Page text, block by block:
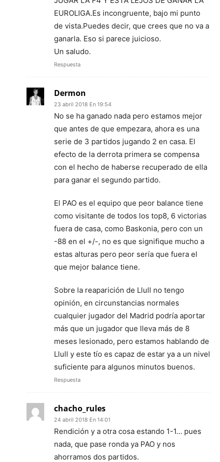
EUROLIGA.Es incongruente, bajo mi punto
de vista.Puedes decir, que crees que no va a
ganarla. Eso si parece juicioso.
Un saludo.
Respuesta
Dermon
23 abril 2018 En 19:54
No se ha ganado nada pero estamos mejor
que antes de que empezara, ahora es una
serie de 3 partidos jugando 2 en casa. El
efecto de la derrota primera se compensa
con el hecho de haberse recuperado de ella
para ganar el segundo partido.
El PAO es el equipo que peor balance tiene
como visitante de todos los top8, 6 victorias
fuera de casa, como Baskonia, pero con un
-88 en el +/-, no es que signifique mucho a
estas alturas pero peor sería que fuera el
que mejor balance tiene.
Sobre la reaparición de Llull no tengo
opinión, en circunstancias normales
cualquier jugador del Madrid podría aportar
más que un jugador que lleva más de 8
meses lesionado, pero estamos hablando de
Llull y este tío es capaz de estar ya a un nivel
suficiente para algunos minutos buenos.
Respuesta
chacho_rules
24 abril 2018 En 14:01
Rendición y a otra cosa estando 1-1… pues
nada, que pase ronda ya PAO y nos
ahorramos dos partidos.